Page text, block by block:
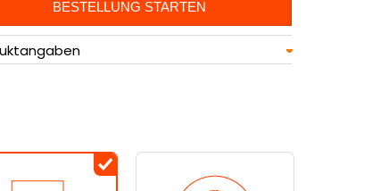
BESTELLUNG STARTEN